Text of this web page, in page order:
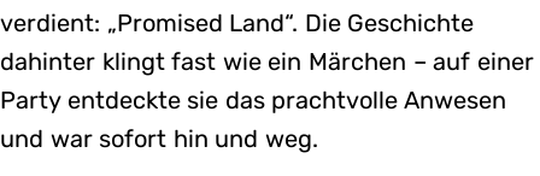
verdient: „Promised Land“. Die Geschichte
dahinter klingt fast wie ein Märchen – auf einer
Party entdeckte sie das prachtvolle Anwesen
und war sofort hin und weg.